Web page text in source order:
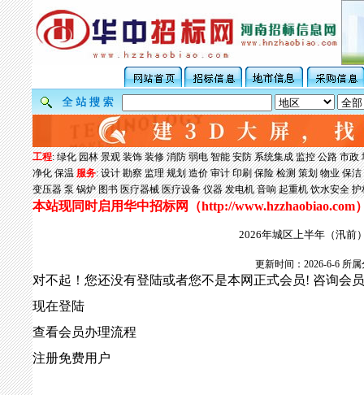
工程:绿化 园林 景观 装饰 装修 消防 弱电 智能 安防 系统集成 监控 公路 市政
净化 保温 服务:设计 勘察 监理 规划 造价 审计 印刷 保险 检测 策划 物业 保洁
变压器 泵 锅炉 图书 医疗器械 医疗设备 仪器 发电机 音响 起重机 饮水安全 护
本站现同时启用华中招标网（http://www.hzzhaobiao.com
2026年城区上半年（汛前
更新时间：2026-6-6
对不起！您还没有登陆或者您不是本网正式会员! 咨询会
现在登陆
查看会员办理流程
注册免费用户